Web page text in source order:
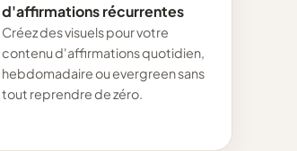
d'affirmations récurrentes
Créez des visuels pour votre
contenu d'affirmations quotidien,
hebdomadaire ou evergreen sans
tout reprendre de zéro.